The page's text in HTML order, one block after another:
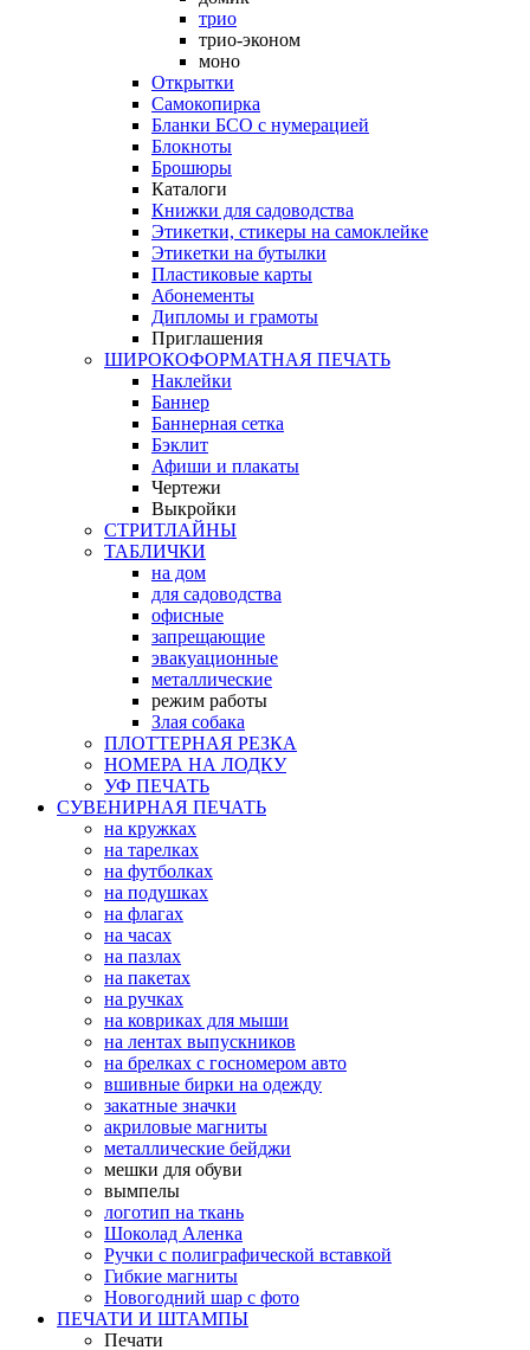
трио
трио-эконом
моно
Открытки
Самокопирка
Бланки БСО с нумерацией
Блокноты
Брошюры
Каталоги
Книжки для садоводства
Этикетки, стикеры на самоклейке
Этикетки на бутылки
Пластиковые карты
Абонементы
Дипломы и грамоты
Приглашения
ШИРОКОФОРМАТНАЯ ПЕЧАТЬ
Наклейки
Баннер
Баннерная сетка
Бэклит
Афиши и плакаты
Чертежи
Выкройки
СТРИТЛАЙНЫ
ТАБЛИЧКИ
на дом
для садоводства
офисные
запрещающие
эвакуационные
металлические
режим работы
Злая собака
ПЛОТТЕРНАЯ РЕЗКА
НОМЕРА НА ЛОДКУ
УФ ПЕЧАТЬ
СУВЕНИРНАЯ ПЕЧАТЬ
на кружках
на тарелках
на футболках
на подушках
на флагах
на часах
на пазлах
на пакетах
на ручках
на ковриках для мыши
на лентах выпускников
на брелках с госномером авто
вшивные бирки на одежду
закатные значки
акриловые магниты
металлические бейджи
мешки для обуви
вымпелы
логотип на ткань
Шоколад Аленка
Ручки с полиграфической вставкой
Гибкие магниты
Новогодний шар с фото
ПЕЧАТИ И ШТАМПЫ
Печати